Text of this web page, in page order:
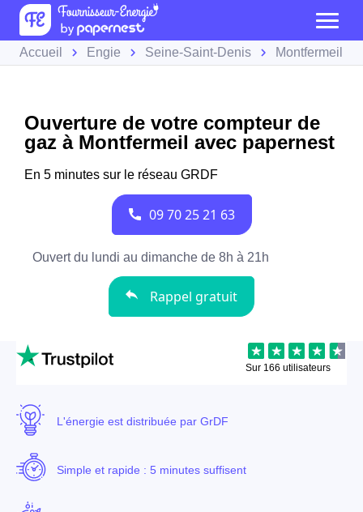
Accueil Engie Seine-Saint-Denis Montfermeil